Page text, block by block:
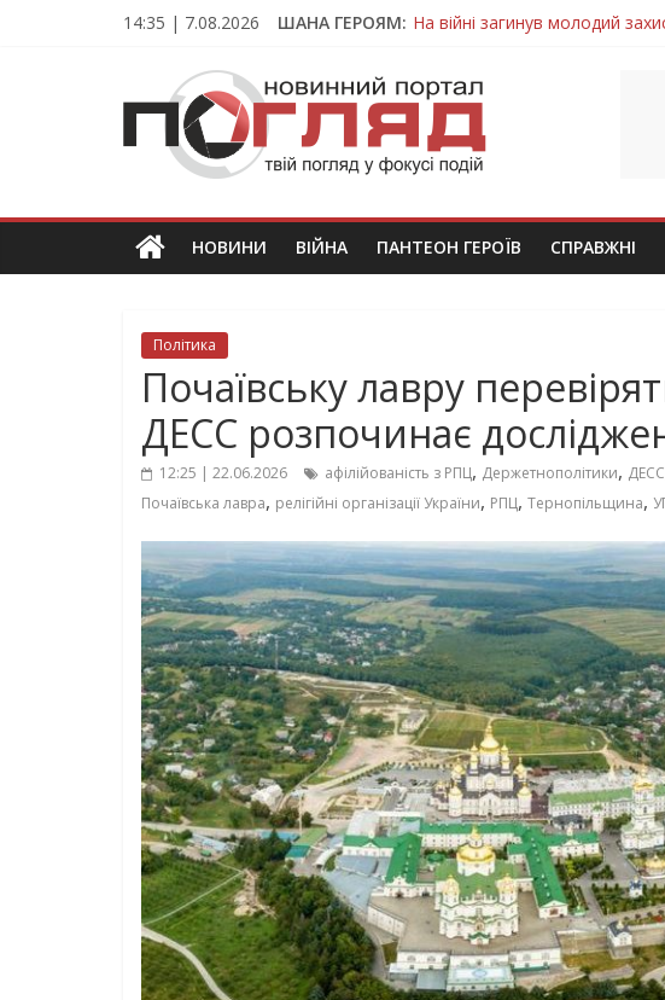
14:35 | 7.08.2026 ШАНА ГЕРОЯМ: На війні загинув молодий
Захисник з Тернопільщини
Тернопільщина в скорботі:
Вважався зниклим
ПОГЛЯД
Новини
Тернополя.
новини
та
НОВИНИ ВІЙНА ПАНТЕОН ГЕРОЇВ СПРАВЖНІ
Політика
Почаївську лавру
ДЕСС розпочинає
12:25 | 22.06.2026 афілійованість з РПЦ, Держетнополітики, ДЕСС
Почаївська лавра, релігійні організації України, РПЦ, Тернопільщина,